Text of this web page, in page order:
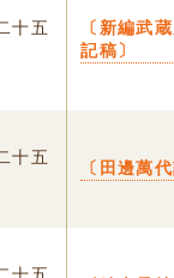
十五
〔新編武
記稿〕
十五
〔田邊萬